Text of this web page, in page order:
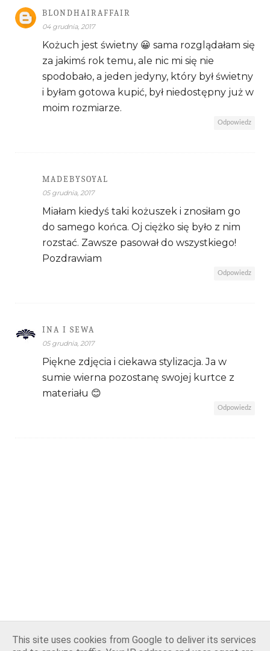
BLONDHAIRAFFAIR
04 grudnia, 2017
Kożuch jest świetny 😀 sama rozglądałam się
za jakimś rok temu, ale nic mi się nie
spodobało, a jeden jedyny, który był świetny
i byłam gotowa kupić, był niedostępny już w
moim rozmiarze.
Odpowiedz
MADEBYSOYAL
05 grudnia, 2017
Miałam kiedyś taki kożuszek i znosiłam go
do samego końca. Oj ciężko się było z nim
rozstać. Zawsze pasował do wszystkiego!
Pozdrawiam
Odpowiedz
INA I SEWA
05 grudnia, 2017
Piękne zdjęcia i ciekawa stylizacja. Ja w
sumie wierna pozostanę swojej kurtce z
materiału 😊
Odpowiedz
This site uses cookies from Google to deliver its services